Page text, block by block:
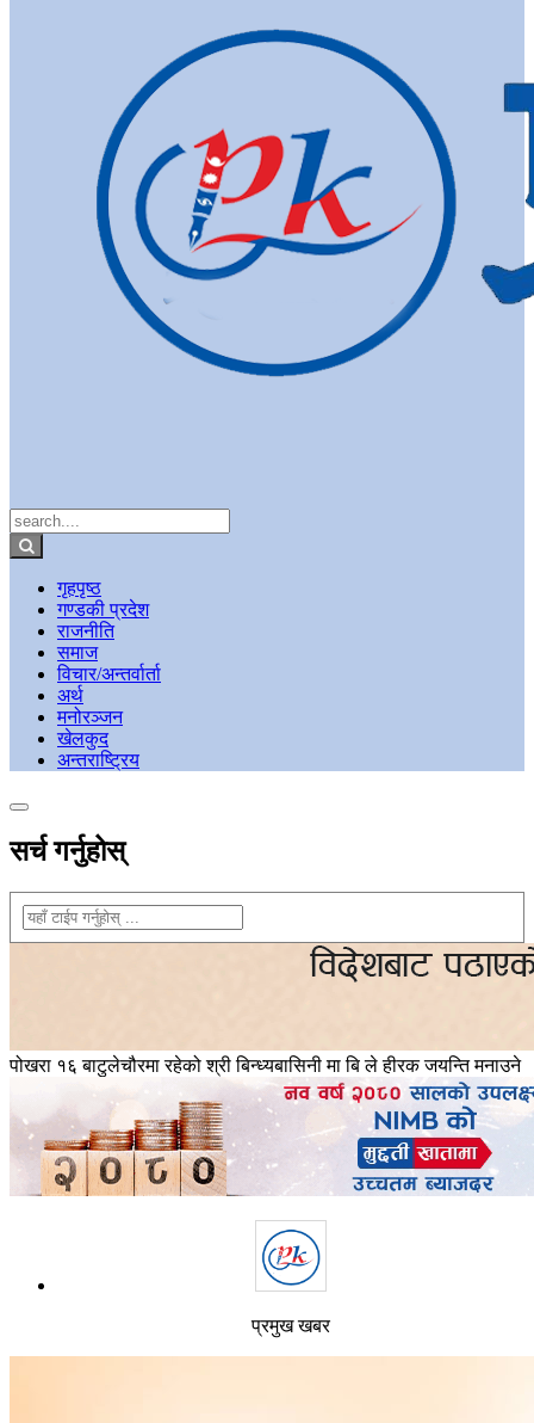
गृहपृष्ठ
गण्डकी प्रदेश
राजनीति
समाज
विचार/अन्तर्वार्ता
अर्थ
मनोरञ्जन
खेलकुद
अन्तराष्ट्रिय
सर्च गर्नुहोस्
पोखरा १६ बाटुलेचौरमा रहेको श्री बिन्ध्यबासिनी मा बि ले हीरक जयन्ति मनाउने
प्रमुख खबर